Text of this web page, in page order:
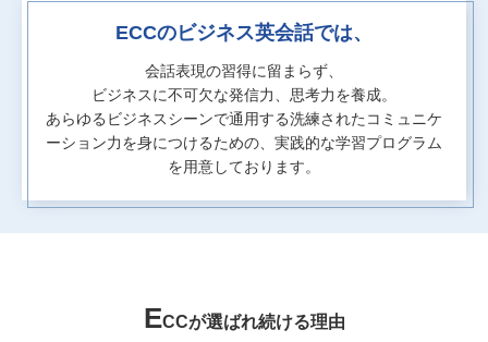
ECCのビジネス英会話では、
会話表現の習得に留まらず、
ビジネスに不可欠な発信力、思考力を養成。
あらゆるビジネスシーンで通用する洗練されたコミュニケ
ーション力を身につけるための、 実践的な学習プログラム
を用意しております。
ECCが選ばれ続ける理由